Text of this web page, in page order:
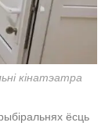
кінатэатра
ёсць